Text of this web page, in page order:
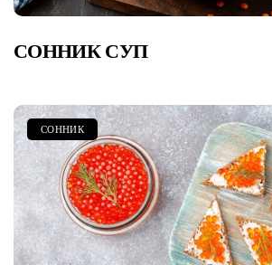
СОННИК СУП
СОННИК